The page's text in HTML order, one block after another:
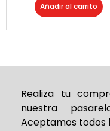
Añadir al carrito
Realiza tu
nuestra
Aceptamos todos